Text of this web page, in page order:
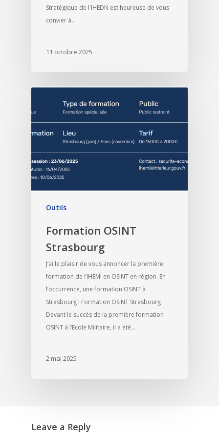
Stratégique de l'IHEDN est heureuse de vous
convier à…
11 octobre 2025
Outils
Formation OSINT
Strasbourg
J’ai le plaisir de vous annoncer la première
formation de l’IHEMI en OSINT en région. En
l’occurrence, une formation OSINT à
Strasbourg ! Formation OSINT Strasbourg
Devant le succès de la première formation
OSINT à l’Ecole Militaire, il a été…
2 mai 2025
Leave a Reply